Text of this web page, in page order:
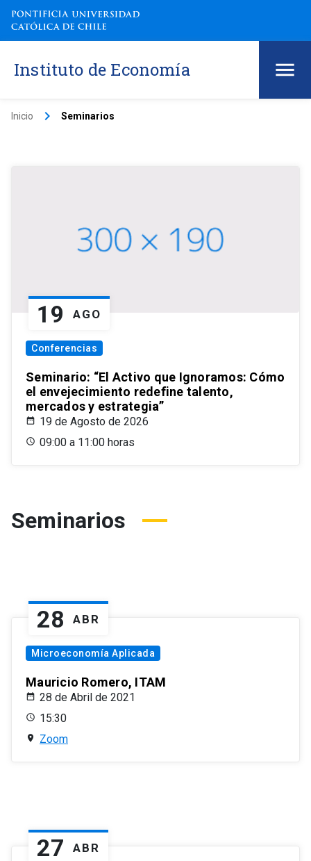
Instituto de Economía
Inicio keyboard_arrow_right Seminarios
19 AGO
Conferencias
Seminario: “El Activo que Ignoramos: Cómo
el envejecimiento redefine talento,
mercados y estrategia”
19 de Agosto de 2026
09:00 a 11:00 horas
Seminarios
28 ABR
Microeconomía Aplicada
Mauricio Romero, ITAM
28 de Abril de 2021
15:30
Zoom
27 ABR